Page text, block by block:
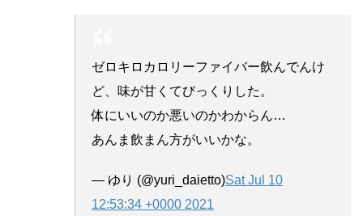
ゼロキロカロリーファイバー飲んでんけ
ど、味が甘くてびっくりした。
体にいいのか悪いのかわからん…
あんま飲まん方がいいかな。
— ゆり (@yuri_daietto)Sat Jul 10
12:53:34 +0000 2021